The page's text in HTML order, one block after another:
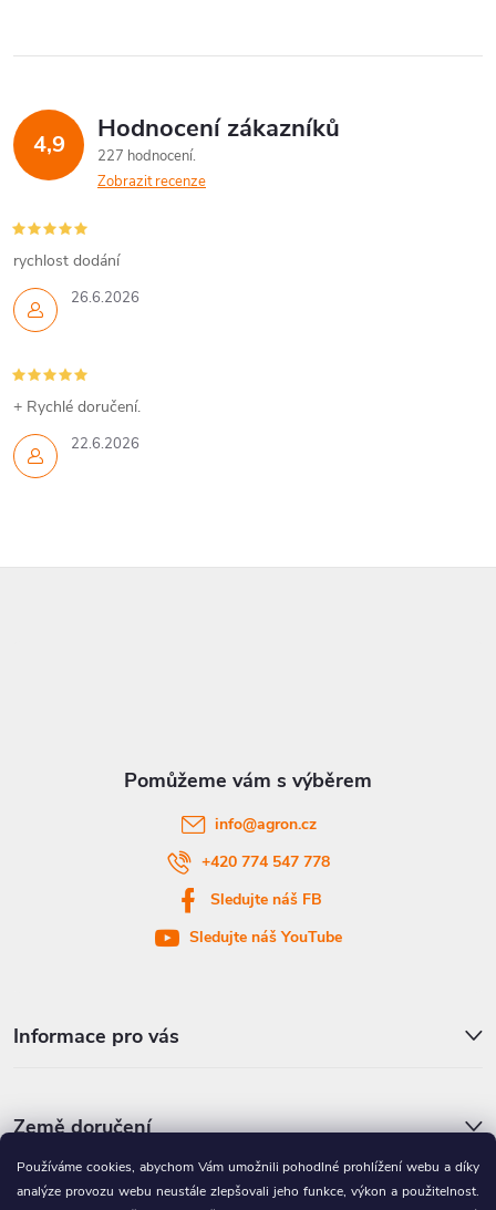
Používáme cookies, abychom Vám umožnili pohodlné prohlížení webu a díky
analýze provozu webu neustále zlepšovali jeho funkce, výkon a použitelnost.
4,9 Hodnocení zákazníků
227 hodnocení
Zobrazit recenze
26.6.2026
rychlost dodání
22.6.2026
+ Rychlé doručení.
Informace pro vás
Země doručení
info@agron.cz
+420 774 547 778
Sledujte náš FB
Sledujte náš YouTube